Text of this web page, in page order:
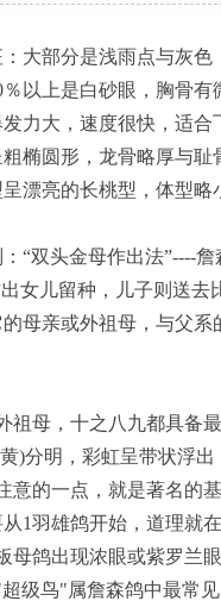
大部分是浅雨点与灰色
以上是白砂眼，胸骨
力大，速度很快，适
椭圆形，龙骨略厚与
漂亮的长桃型，体型略
双头金母作出法”----詹
女儿留种，儿子则送
母亲或外祖母，与父
母，十之八九都具备最
明，彩虹呈带状浮出
的一点，就是著名的基
1羽雄鸽开始，道理就
鸽出现浓眼或紫罗兰眼
鸟"属詹森鸽中最常见